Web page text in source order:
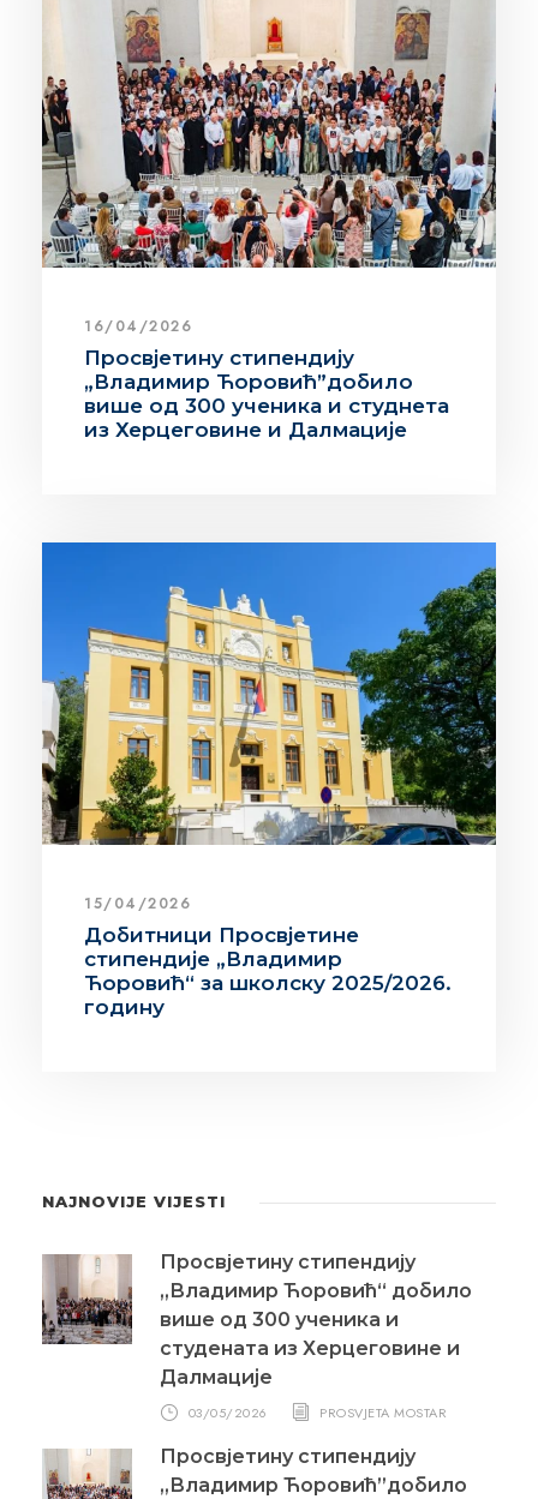
16/04/2026
Просвјетину стипендију
„Владимир Ћоровић”добило
више од 300 ученика и студнета
из Херцеговине и Далмације
15/04/2026
Добитници Просвјетине
стипендије „Владимир
Ћоровић“ за школску 2025/2026.
годину
NAJNOVIJE VIJESTI
Просвјетину стипендију
„Владимир Ћоровић“ добило
више од 300 ученика и
студената из Херцеговине и
Далмације
03/05/2026 PROSVJETA MOSTAR
Просвјетину стипендију
„Владимир Ћоровић”добило